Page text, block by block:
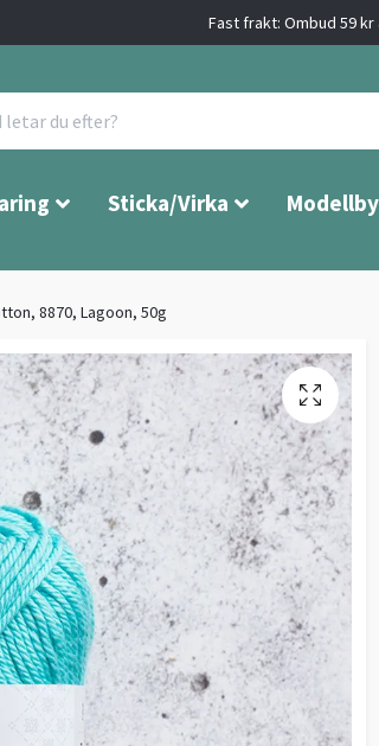
Fast frakt: Ombud 59
Sticka/Virka
8870, Lagoon, 50g